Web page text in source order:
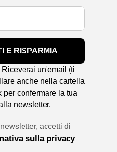
E RISPARMIA
un'email (ti
anche nella cartella
per confermare la tua
newsletter.
accetti di
sulla privacy